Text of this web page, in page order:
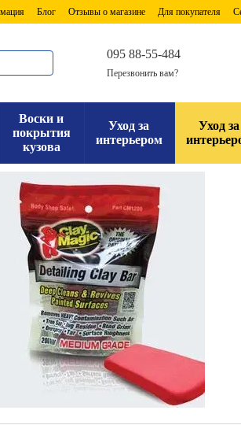
Блог Отзывы о магазине Для покупателя
095 88-55-484
Перезвонить вам?
Воски и
покрытия
кузова
Уход за
интерьером
Уход за